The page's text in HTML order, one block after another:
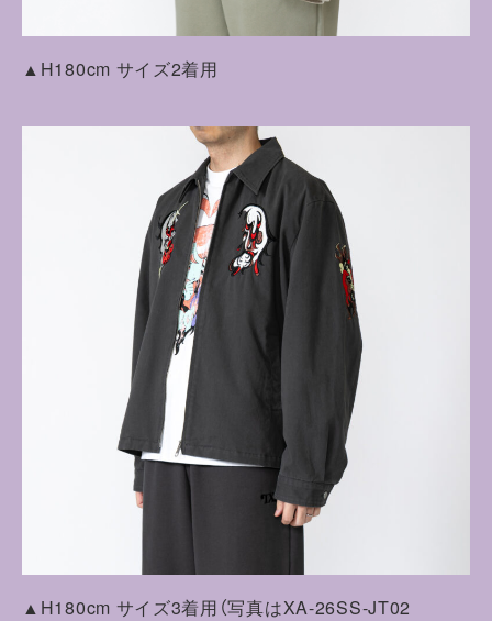
▲H180cm サイズ2着用
▲H180cm サイズ3着用（写真はXA-26SS-JT02